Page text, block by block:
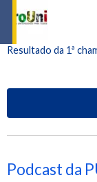
Resultado da 1ª
Podcast da